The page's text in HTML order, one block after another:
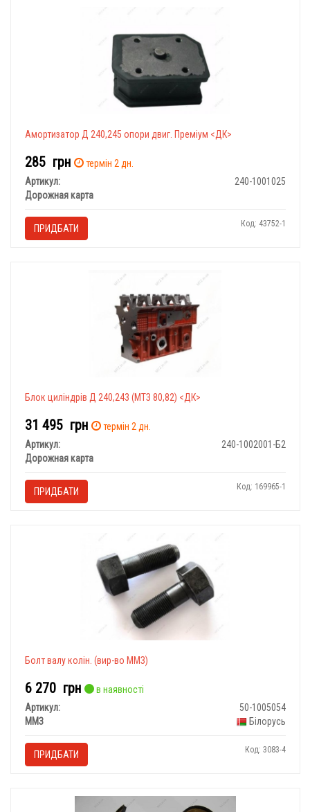
Амортизатор Д 240,245 опори двиг. Преміум <ДК>
285 грн
термін 2 дн.
Артикул:
240-1001025
Дорожная карта
ПРИДБАТИ Код: 43752-1
Блок циліндрів Д 240,243 (МТЗ 80,82) <ДК>
31 495 грн
термін 2 дн.
Артикул:
240-1002001-Б2
Дорожная карта
ПРИДБАТИ Код: 169965-1
Болт валу колін. (вир-во ММЗ)
6 270 грн
в наявності
Артикул:
50-1005054
ММЗ
Білорусь
ПРИДБАТИ Код: 3083-4